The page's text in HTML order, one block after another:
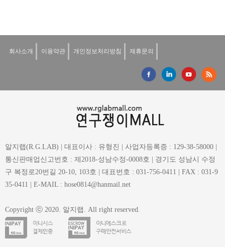
회사소개 이용약관 개인정보처리방침 제휴문의
알지랩(R.G.LAB) | 대표이사 : 유형진 | 사업자등록증 : 129-38-58000 |
통신판매업신고번호 : 제2018-성남수정-0008호 | 경기도 성남시 수정
구 복정로20번길 20-10, 103호 | 대표번호 : 031-756-0411 | FAX : 031-9
35-0411 | E-MAIL : hose0814@hanmail.net
Copyright ⓒ 2020. 알지랩. All right reserved.